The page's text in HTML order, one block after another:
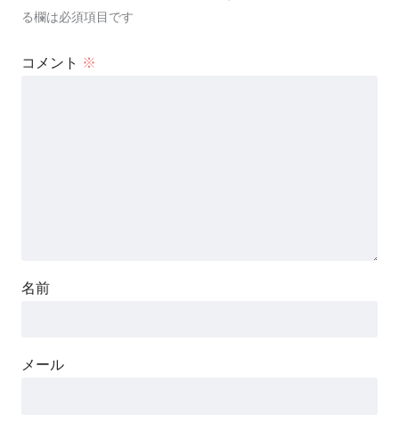
る欄は必須項目です
コメント ※
名前
メール